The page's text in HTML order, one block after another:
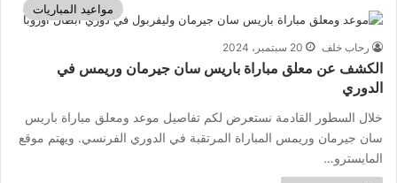
مواعيد المباريات
رحاب خلف 20 سبتمبر، 2024
الكشف عن معلق مباراة باريس سان جيرمان وريمس في
الدوري
خلال السطور القادمة نستعرض لكم تفاصيل موعد ومعلق مباراة باريس
سان جيرمان وريمس المباراة المرتقبة في الدوري الفرنسي. ويهتم موقع
المايسترو…